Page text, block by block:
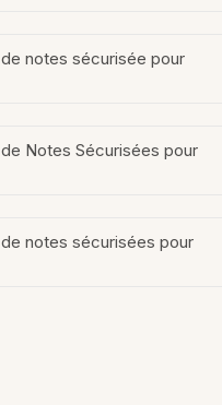
notes sécurisée pour
Notes Sécurisées pour
notes sécurisées pour